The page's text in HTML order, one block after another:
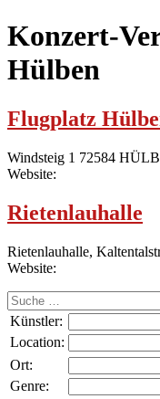
Konzert-
Hülben
Flugplatz
Windsteig 1 72584
Website:
Rietenlauhalle
Rietenlauhalle,
Website:
Suche
nach:
Künstler:
Location:
Ort:
Genre: